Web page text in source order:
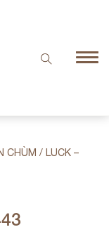
CHÙM / LUCK –